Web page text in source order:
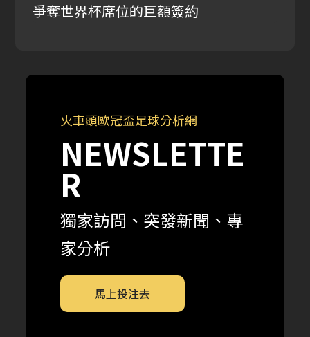
爭奪世界杯席位的巨額簽約
火車頭歐冠盃足球分析網
NEWSLETTE
R
獨家訪問、突發新聞、專
家分析
馬上投注去